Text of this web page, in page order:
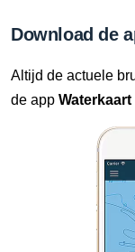
Download de
Altijd de actuele
de app Waterkaart